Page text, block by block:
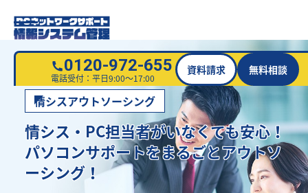
0120-972-655
電話受付：平日9:00～17:00
資料請求 無料相談
情シスアウトソーシング
情シス・PC担当者がいなくても安心！
パソコンサポートをまるごとアウトソ
ーシング！